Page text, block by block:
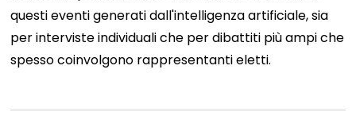
questi eventi generati dall'intelligenza artificiale, sia
per interviste individuali che per dibattiti più ampi che
spesso coinvolgono rappresentanti eletti.